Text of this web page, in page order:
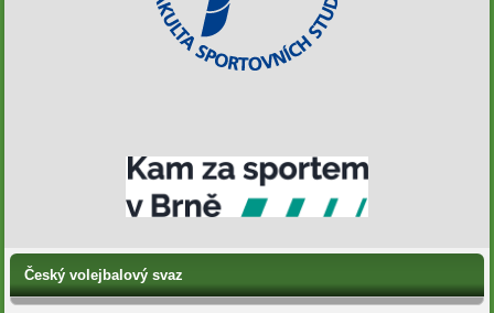
Český volejbalový svaz